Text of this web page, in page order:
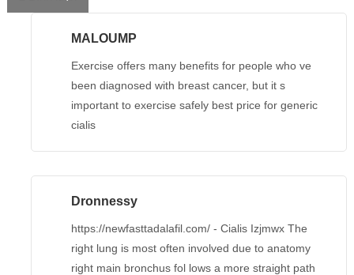
MALOUMP
Exercise offers many benefits for people who ve
been diagnosed with breast cancer, but it s
important to exercise safely best price for generic
cialis
Dronnessy
https://newfasttadalafil.com/ - Cialis Izjmwx The
right lung is most often involved due to anatomy
right main bronchus fol lows a more straight path